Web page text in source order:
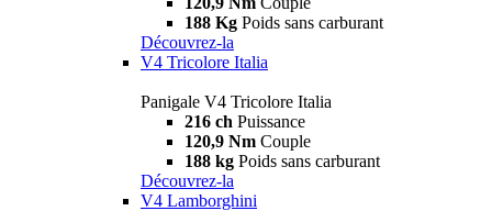
188 Kg Poids sans carburant
Découvrez-la
V4 Tricolore Italia
Panigale V4 Tricolore Italia
216 ch Puissance
120,9 Nm Couple
188 kg Poids sans carburant
Découvrez-la
V4 Lamborghini